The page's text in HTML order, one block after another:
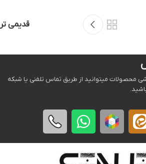
قدیمی تر
محصولات میتوانید از طریق تماس تلفنی یا شبکه